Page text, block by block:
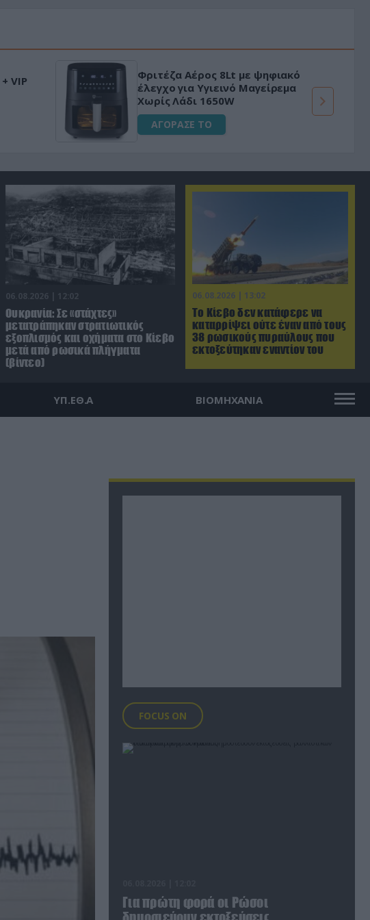
σου με το
με
«Μαγική» φόρμουλα τριβόλι + VIP
για αύξηση της λίμπιντο
ΑΓΟΡΑΣΕ ΤΟ
06.08.2026 | 13:02
Το Κίεβο δεν κατάφερε να
καταρρίψει ούτε έναν από τους
38 ρωσικούς πυραύλους που
εκτοξεύτηκαν εναντίον του
06.08.2026 | 12:02
Ουκρανία: Σε «στάχτες»
μετατράπηκαν στρατιωτικός
εξοπλισμός και οχήματα στο Κίεβο
μετά από ρωσικά πλήγματα
(βίντεο)
ΥΠ.ΕΘ.Α ΒΙΟΜΗΧΑΝΙΑ
FOCUS ON
Για πρώτη φορά οι Ρώσοι